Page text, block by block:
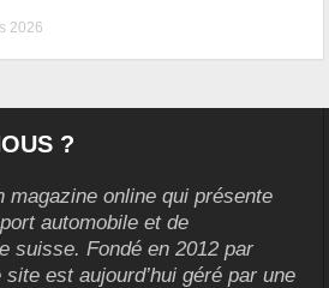
2026
?
magazine online qui présente
automobile et de
suisse. Fondé en 2012 par
est aujourd’hui géré par une